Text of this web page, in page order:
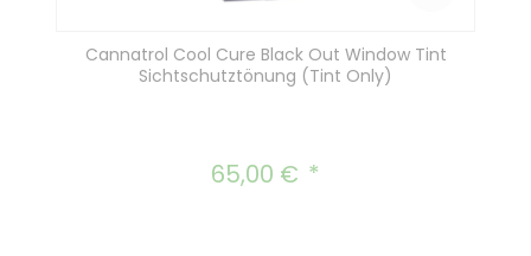
Cannatrol Cool Cure Black Out Window Tint
Sichtschutztönung (Tint Only)
Regulärer Preis:
65,00 €